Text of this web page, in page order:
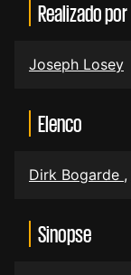
Realizado por
Joseph Losey
Elenco
Dirk Bogarde ,
Sinopse